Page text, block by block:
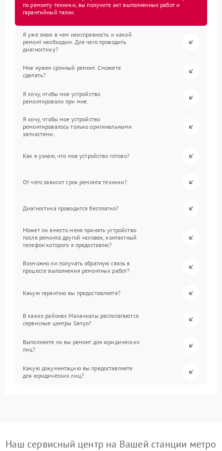
по ремонту техники, вы получите акт выполненных работ и
гарантийный талон.
Я уже знаю в чем неисправность и какой
ремонт необходим. Для чего проводить
диагностику?
Мне нужен срочный ремонт. Сможете
сделать?
Я хочу, чтобы мое устройство
ремонтировали при мне.
Я хочу, чтобы мое устройство
ремонтировалось только оригинальными
запчастями.
Как я узнаю, что мое устройство готово?
От чего зависит срок ремонта техники?
Диагностика проводится бесплатно?
Может ли вместо меня принять устройство
после ремонта другой человек, контактный
телефон которого я предоставлю?
Возможно ли получать обратную связь в
процессе выполнения ремонтных работ?
Какую гарантию вы предоставляете?
В каких районах Махачкалы располагаются
сервисные центры Sanyo?
Выполняете ли вы ремонт для юридических
лиц?
Какую документацию вы предоставляете
для юридических лиц?
Наш сервисный центр на Вашей станции метро